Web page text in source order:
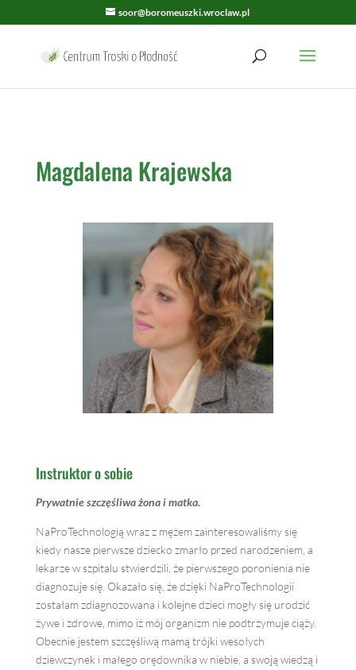
soor@boromeuszki.wroclaw.pl
Magdalena Krajewska
Instruktor o sobie
Prywatnie szczęśliwa żona i matka.
NaProTechnologią wraz z mężem zainteresowaliśmy się
kiedy nasze pierwsze dziecko zmarło przed narodzeniem, a
lekarze w szpitalu stwierdzili, że pierwszego poronienia nie
diagnozuje się. Okazało się, że dzięki NaProTechnologii
zostałam zdiagnozowana i kolejne dzieci mogły się urodzić
żywe i zdrowe, mimo iż mój organizm nie podtrzymuje ciąży.
Obecnie jestem szczęśliwą mamą trójki wesołych
dziewczynek i małego orędownika w niebie, a swoją wiedzą i